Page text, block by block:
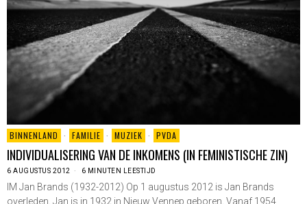
BINNENLAND · FAMILIE · MUZIEK · PVDA
INDIVIDUALISERING VAN DE INKOMENS (IN FEMINISTISCHE ZIN)
6 AUGUSTUS 2012 6 MINUTEN LEESTIJD
IM Jan Brands (1932-2012) Op 1 augustus 2012 is Jan Brands
overleden. Jan is in 1932 in Nieuw Vennep geboren. Vanaf 1954